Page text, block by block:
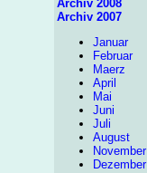
Archiv 2008
Archiv 2007
Januar
Februar
Maerz
April
Mai
Juni
Juli
August
November
Dezember